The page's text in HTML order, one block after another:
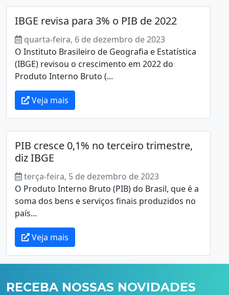
IBGE revisa para 3% o PIB de 2022
quarta-feira, 6 de dezembro de 2023
O Instituto Brasileiro de Geografia e Estatística
(IBGE) revisou o crescimento em 2022 do
Produto Interno Bruto (...
Veja mais
PIB cresce 0,1% no terceiro trimestre,
diz IBGE
terça-feira, 5 de dezembro de 2023
O Produto Interno Bruto (PIB) do Brasil, que é a
soma dos bens e serviços finais produzidos no
país...
Veja mais
RECEBA NOSSAS NOVIDADES